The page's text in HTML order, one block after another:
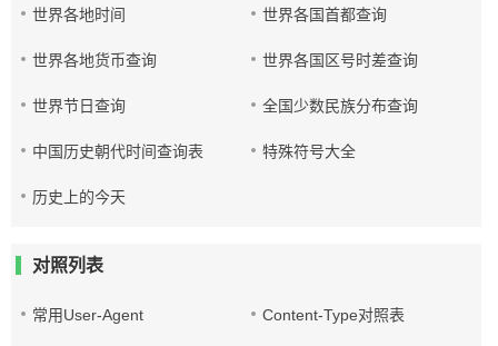
世界各地时间 世界各国首都查询
世界各地货币查询 世界各国区号时差查询
世界节日查询 全国少数民族分布查询
中国历史朝代时间查询表 特殊符号大全
历史上的今天
对照列表
常用User-Agent Content-Type对照表